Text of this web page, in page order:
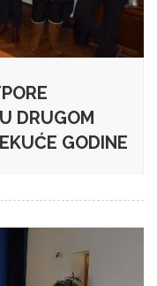
DRUGOM
GODINE